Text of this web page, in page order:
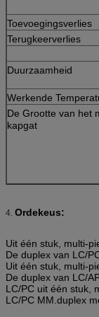
Toevoegingsverlies
Terugkeerverlies
Duurzaamheid
Werkende
De Grootte van het
kapgat
4. Ordekeus:
Uit één stuk, multi-
De duplex van LC/
Uit één stuk, multi-
De duplex van LC/
LC/PC uit één stuk,
LC/PC MM.duplex